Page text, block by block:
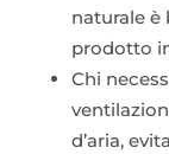
naturale è
prodotto
Chi
d’aria,